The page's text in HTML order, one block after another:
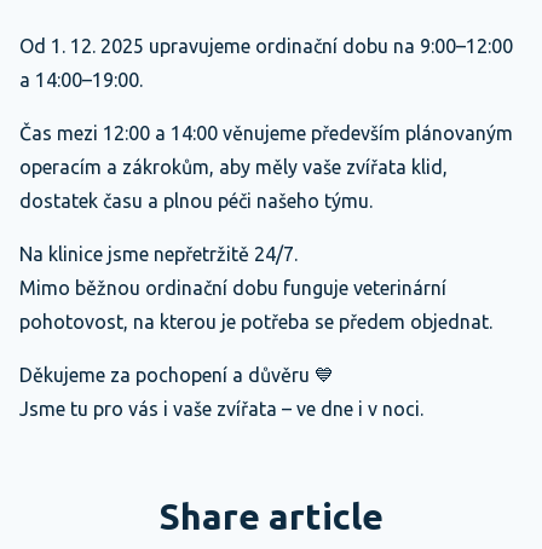
Od 1. 12. 2025 upravujeme ordinační dobu na 9:00–12:00
a 14:00–19:00.
Čas mezi 12:00 a 14:00 věnujeme především plánovaným
operacím a zákrokům, aby měly vaše zvířata klid,
dostatek času a plnou péči našeho týmu.
Na klinice jsme nepřetržitě 24/7.
Mimo běžnou ordinační dobu funguje veterinární
pohotovost, na kterou je potřeba se předem objednat.
Děkujeme za pochopení a důvěru 💙
Jsme tu pro vás i vaše zvířata – ve dne i v noci.
Share article